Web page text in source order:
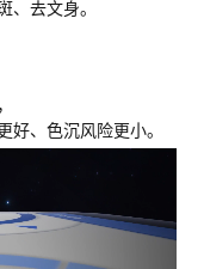
去文身。
、色沉风险更小。